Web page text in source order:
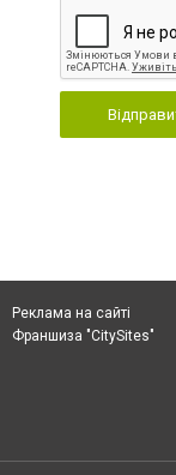
Реклама на сайті
Франшиза "CitySites"